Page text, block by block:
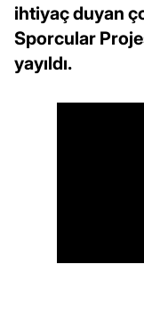
ihtiyaç duyan
Sporcular
yayıldı.